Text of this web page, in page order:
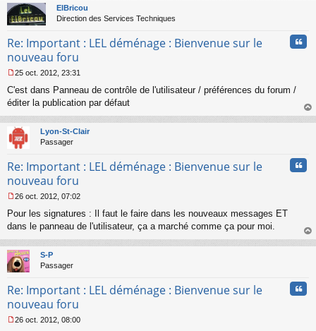
o
n
l
ElBricou
Direction des Services Techniques
Re: Important : LEL déménage : Bienvenue sur le
nouveau foru
e
s
a
g
e
o
l
u
25 oct. 2012, 23:31
C'est dans Panneau de contrôle de l'utilisateur / préférences du forum /
éditer la publication par défaut
au
Lyon-St-Clair
Passager
Re: Important : LEL déménage : Bienvenue sur le
nouveau foru
e
s
a
g
e
o
l
u
26 oct. 2012, 07:02
Pour les signatures : Il faut le faire dans les nouveaux messages ET
dans le panneau de l'utilisateur, ça a marché comme ça pour moi.
au
S-P
Passager
Re: Important : LEL déménage : Bienvenue sur le
nouveau foru
26 oct. 2012, 08:00